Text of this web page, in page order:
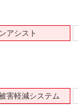
アシスト
害軽減システム